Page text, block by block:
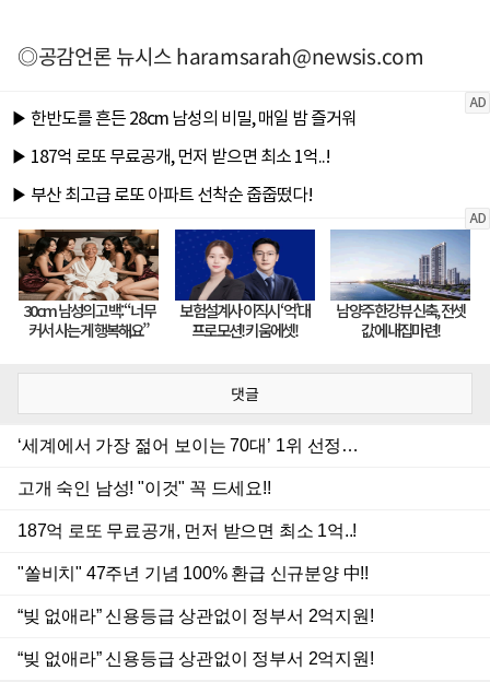
◎공감언론 뉴시스haramsarah@newsis.com
댓글